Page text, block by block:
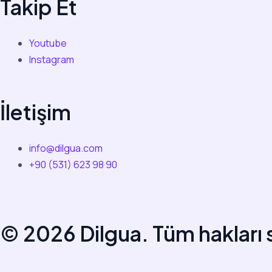
Takip Et
Youtube
Instagram
İletişim
info@dilgua.com
+90 (531) 623 98 90
© 2026 Dilgua. Tüm hakları